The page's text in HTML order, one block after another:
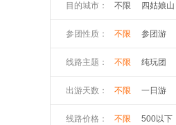
目的城市： 不限 四姑娘山
丹巴
参团性质： 不限 参团游
线路主题： 不限 纯玩团
出游天数： 不限 一日游
线路价格： 不限 500以下